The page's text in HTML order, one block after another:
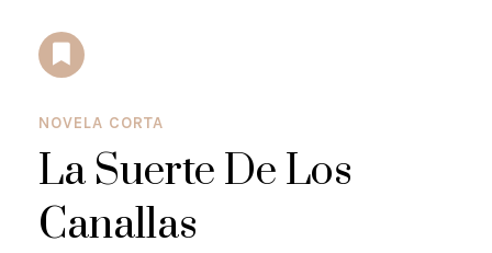
NOVELA CORTA
La Suerte De Los
Canallas